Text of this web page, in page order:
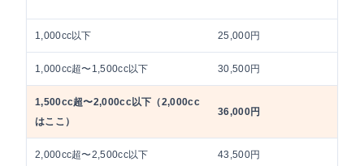
1,000cc以下 25,000円
1,000cc超〜1,500cc以下 30,500円
1,500cc超〜2,000cc以下 （2,000cc
はここ）
36,000円
2,000cc超〜2,500cc以下 43,500円